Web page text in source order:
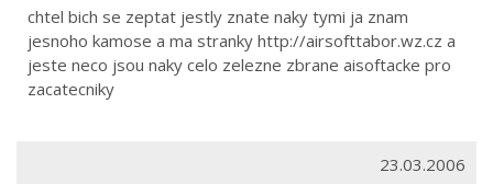
chtel bich se zeptat jestly znate naky tymi ja znam
jesnoho kamose a ma stranky http://airsofttabor.wz.cz a
jeste neco jsou naky celo zelezne zbrane aisoftacke pro
zacatecniky
23.03.2006